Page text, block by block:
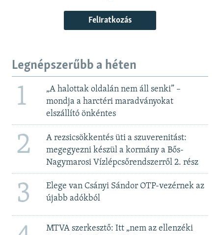
Feliratkozás
Legnépszerűbb a héten
1
„A halottak oldalán nem áll senki” –
mondja a harctéri maradványokat
elszállító önkéntes
2
A rezsicsökkentés üti a szuverenitást:
megegyezni készül a kormány a Bős-
Nagymarosi Vízlépcsőrendszerről 2. rész
3
Elege van Csányi Sándor OTP-vezérnek az
újabb adókból
MTVA szerkesztő: Itt „nem az ellenzéki